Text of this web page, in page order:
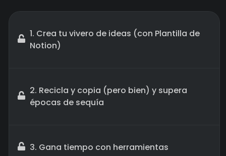
1. Crea tu vivero de ideas (con Plantilla de
Notion)
2. Recicla y copia (pero bien) y supera
épocas de sequía
3. Gana tiempo con herramientas